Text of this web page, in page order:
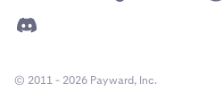
© 2011 - 2026 Payward, Inc.